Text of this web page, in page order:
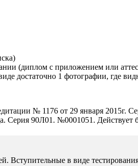
(диплом с приложением или
достаточно 1 фотографии, где
№ 1176 от 29 января 2015г.
Серия 90Л01. №0001051. Действует
Вступительные в виде